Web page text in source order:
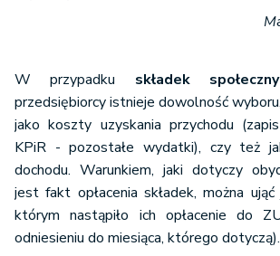
W przypadku składek
przedsiębiorcy istnieje dowolność
jako koszty uzyskania przychodu
KPiR - pozostałe wydatki), czy też
dochodu. Warunkiem, jaki dotyczy
jest fakt opłacenia składek, można
którym nastąpiło ich opłacenie do
odniesieniu do miesiąca, którego dotyczą).